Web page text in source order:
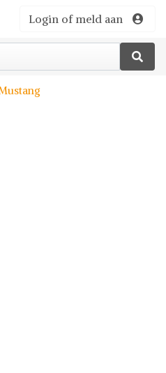
Login of meld aan